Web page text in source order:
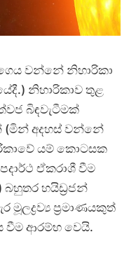
වන්නේ නිහාරිකා
නිහාරිකාව තුළ
බිඳවැටීමක්
(මින් අදහස් වන්නේ
යම් කොටසක
ඒකරාශී වීම
බහුතර හයිඩ්‍රජන්
මූලද්‍රව්‍ය ප්‍රමාණයකුත්
වීම ආරම්භ වෙයි.